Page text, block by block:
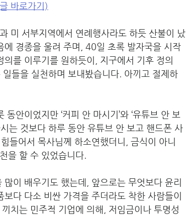
바로가기)
미 서부지역에서 연례행사라도 하듯 산불이 났
경종을 울려 주며, 40일 초록 발자국을 시작
를 이루기를 원하듯이, 지구에서 기후 정의
들을 실천하며 보내봤습니다. 아끼고 절제하
안이었지만 ‘커피 안 마시기’와 ‘유튜브 안 보
는 것보다 하루 동안 유튜브 안 보고 핸드폰 사
들어서 목사님께 하소연했더니, 금식이 아니
을 할 수 있었습니다.
이 배우기도 했는데, 앞으로는 무엇보다 윤리
다 다소 비싼 가격을 주더라도 착한 사람들이
치는 민주적 기업에 의해, 저임금이나 투명성